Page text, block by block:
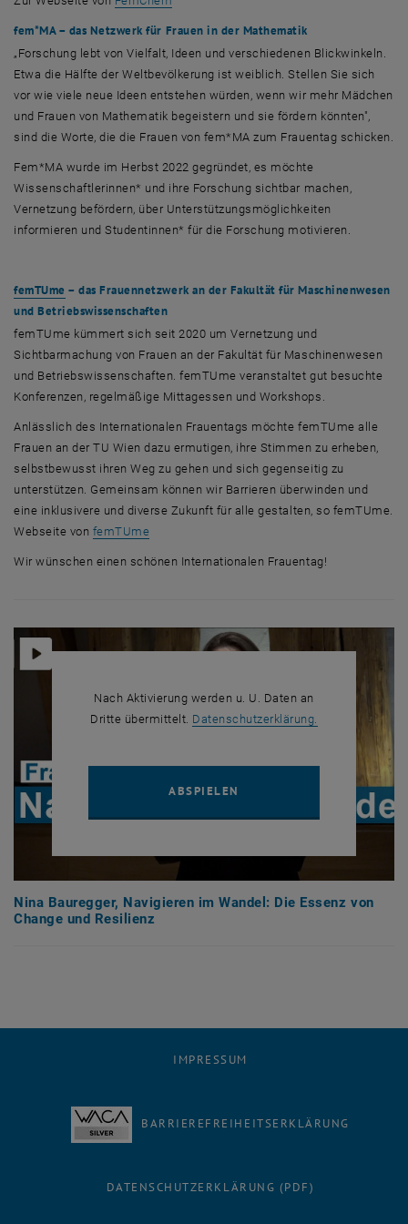
fem*MA – das Netzwerk für Frauen in der Mathematik
„Forschung lebt von Vielfalt, Ideen und verschiedenen Blickwinkeln.
Etwa die Hälfte der Weltbevölkerung ist weiblich. Stellen Sie sich
vor wie viele neue Ideen entstehen würden, wenn wir mehr Mädchen
und Frauen von Mathematik begeistern und sie fördern könnten",
sind die Worte, die die Frauen von fem*MA zum Frauentag schicken.
Fem*MA wurde im Herbst 2022 gegründet, es möchte
Wissenschaftlerinnen* und ihre Forschung sichtbar machen,
Vernetzung befördern, über Unterstützungsmöglichkeiten
informieren und Studentinnen* für die Forschung motivieren.
femTUme – das Frauennetzwerk an der Fakultät für Maschinenwesen
und Betriebswissenschaften
femTU me kümmert sich seit 2020 um Vernetzung und
Sichtbarmachung von Frauen an der Fakultät für Maschinenwesen
und Betriebswissenschaften. femTUme veranstaltet gut besuchte
Konferenzen, regelmäßige Mittagessen und Workshops.
Anlässlich des Internationalen Frauentags möchte femTUme alle
Frauen an der TU Wien dazu ermutigen, ihre Stimmen zu erheben,
selbstbewusst ihren Weg zu gehen und sich gegenseitig zu
unterstützen. Gemeinsam können wir Barrieren überwinden und
eine inklusivere und diverse Zukunft für alle gestalten, so femTUme.
Webseite von femTUme
Wir wünschen einen schönen Internationalen Frauentag!
Nach Aktivierung werden u. U. Daten an
Dritte übermittelt. Datenschutzerklärung. , öffnet in
ABSPIELEN YOUTUBE VIDEO "NINA
Nina Bauregger, Navigieren im Wandel: Die Essenz von
Change und Resilienz
IMPRESSUM
BARRIEREFREIHEITSERKLÄRUNG
DATENSCHUTZERKLÄRUNG (PDF)